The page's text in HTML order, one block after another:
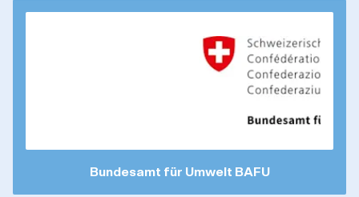
Bundesamt für Umwelt BAFU